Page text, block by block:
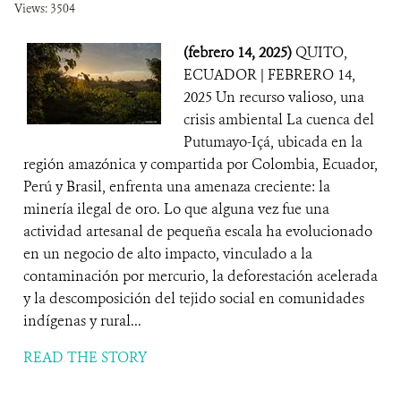
Views: 3504
(febrero 14, 2025) QUITO,
ECUADOR | FEBRERO 14,
2025 Un recurso valioso, una
crisis ambiental La cuenca del
Putumayo-Içá, ubicada en la
región amazónica y compartida por Colombia, Ecuador,
Perú y Brasil, enfrenta una amenaza creciente: la
minería ilegal de oro. Lo que alguna vez fue una
actividad artesanal de pequeña escala ha evolucionado
en un negocio de alto impacto, vinculado a la
contaminación por mercurio, la deforestación acelerada
y la descomposición del tejido social en comunidades
indígenas y rural...
READ THE STORY